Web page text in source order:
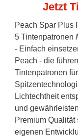
Jetzt
Peach Spar Plus
5 Tintenpatronen
- Einfach
Peach - die
Tintenpatronen
Lichtechtheit
und
Premium
eigenen